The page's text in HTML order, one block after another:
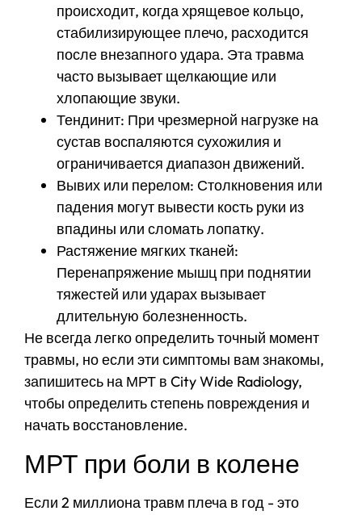
происходит, когда хрящевое кольцо,
стабилизирующее плечо, расходится
после внезапного удара. Эта травма
часто вызывает щелкающие или
хлопающие звуки.
Тендинит: При чрезмерной нагрузке на
сустав воспаляются сухожилия и
ограничивается диапазон движений.
Вывих или перелом: Столкновения или
падения могут вывести кость руки из
впадины или сломать лопатку.
Растяжение мягких тканей:
Перенапряжение мышц при поднятии
тяжестей или ударах вызывает
длительную болезненность.
Не всегда легко определить точный момент
травмы, но если эти симптомы вам знакомы,
запишитесь на МРТ в City Wide Radiology,
чтобы определить степень повреждения и
начать восстановление.
МРТ при боли в колене
Если 2 миллиона травм плеча в год - это